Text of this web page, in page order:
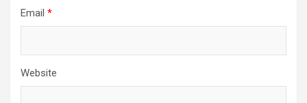
Email *
Website